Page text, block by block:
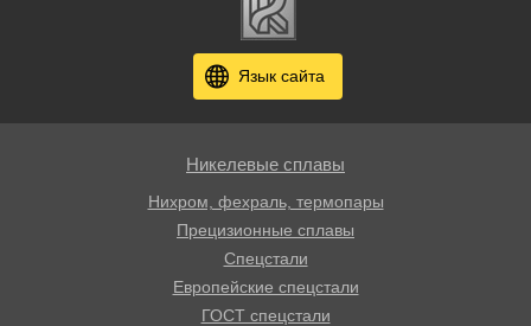
Язык сайта
Никелевые сплавы
Нихром, фехраль, термопары
Прецизионные сплавы
Спецстали
Европейские спецстали
ГОСТ спецстали